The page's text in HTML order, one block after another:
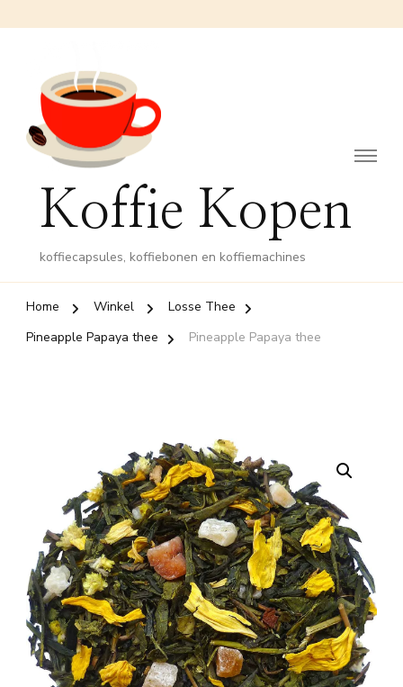
Koffie Kopen
koffiecapsules, koffiebonen en koffiemachines
Home Winkel
Losse Thee
Pineapple Papaya thee
Pineapple Papaya thee